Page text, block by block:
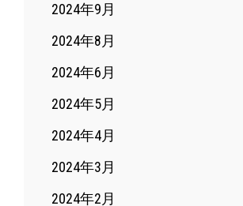
2024年9月
2024年8月
2024年6月
2024年5月
2024年4月
2024年3月
2024年2月